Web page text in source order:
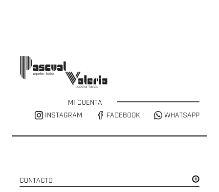
MI CUENTA
INSTAGRAM
FACEBOOK WHATSAPP
CONTACTO